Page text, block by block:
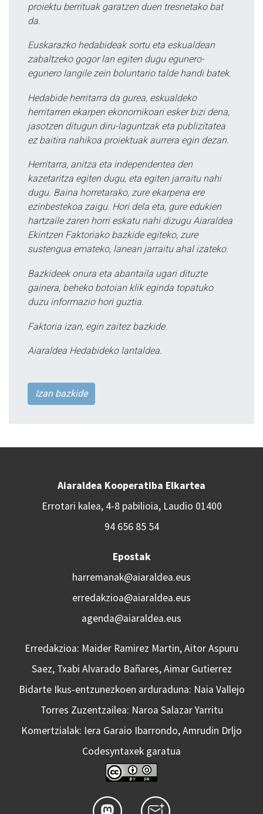
proiektu berrituak garatzen duen tresnetako bat
da.
Euskarazko hedabideak sortu eta eskualdean
zabaltzeko gogor lan egiten dugu egunero-
egunero langile zein boluntario talde handi batek.
Hedabide herritarra da gurea, eskualdeko
herritarren ekarpen ekonomikoari esker bizi dena,
jasotzen ditugun diru-laguntzak eta publizitatea
ez baitira nahikoa proiektuak aurrera egin dezan.
Herritarra, anitza eta independentea den
kazetaritza egiten dugu, eta egiten jarraitu nahi
dugu. Baina horretarako, zure ekarpena ere
ezinbestekoa zaigu. Hori dela eta, gure edukien
hartzaile zaren horri eskatu nahi dizugu Aiaraldea
Ekintzen Faktoriako bazkide egiteko, zure
sustengua emateko, lanean jarraitu ahal izateko.
Bazkideek onura eta abantaila ugari dituzte
gainera, beheko botoian klik eginda topatuko
duzu informazio hori guztia.
Faktoria izan, egin zaitez bazkide.
Aiaraldea Hedabideko lantaldea.
Izan bazkide
Aiaraldea Kooperatiba Elkartea
Errotari kalea, 4-8 pabilioia, Laudio 01400
94 656 85 54
Epostak
harremanak@aiaraldea.eus
erredakzioa@aiaraldea.eus
agenda@aiaraldea.eus
Erredakzioa: Maider Ramirez Martin, Aitor Aspuru
Saez, Txabi Alvarado Bañares, Aimar Gutierrez
Bidarte Ikus-entzunezkoen arduraduna: Naia Vallejo
Torres Zuzentzailea: Naroa Salazar Yarritu
Komertzialak: Iera Garaio Ibarrondo, Amrudin Drljo
Codesyntaxek garatua